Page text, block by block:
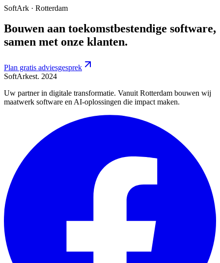
SoftArk · Rotterdam
Bouwen aan toekomstbestendige software,
samen met onze klanten.
Plan gratis adviesgesprek
SoftArkest. 2024
Uw partner in digitale transformatie. Vanuit Rotterdam bouwen wij
maatwerk software en AI-oplossingen die impact maken.